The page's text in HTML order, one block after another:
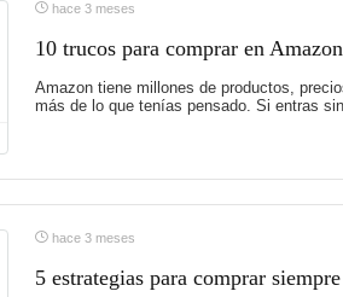
hace 3 meses
10 trucos para comprar en
Amazon tiene millones de productos,
más de lo que tenías pensado. Si entras
hace 3 meses
5 estrategias para comprar